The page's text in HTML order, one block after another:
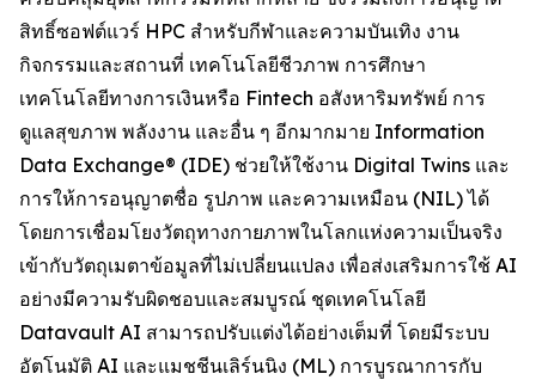
สิทธิ์ซอฟต์แวร์ HPC สำหรับกีฬาและความบันเทิง งาน
กิจกรรมและสถานที่ เทคโนโลยีชีวภาพ การศึกษา
เทคโนโลยีทางการเงินหรือ Fintech อสังหาริมทรัพย์ การ
ดูแลสุขภาพ พลังงาน และอื่น ๆ อีกมากมาย Information
Data Exchange® (IDE) ช่วยให้ใช้งาน Digital Twins และ
การให้การอนุญาตชื่อ รูปภาพ และความเหมือน (NIL) ได้
โดยการเชื่อมโยงวัตถุทางกายภาพในโลกแห่งความเป็นจริง
เข้ากับวัตถุเมตาข้อมูลที่ไม่เปลี่ยนแปลง เพื่อส่งเสริมการใช้ AI
อย่างมีความรับผิดชอบและสมบูรณ์ ชุดเทคโนโลยี
Datavault AI สามารถปรับแต่งได้อย่างเต็มที่ โดยมีระบบ
อัตโนมัติ AI และแมชชีนเลิร์นนิง (ML) การบูรณาการกับ